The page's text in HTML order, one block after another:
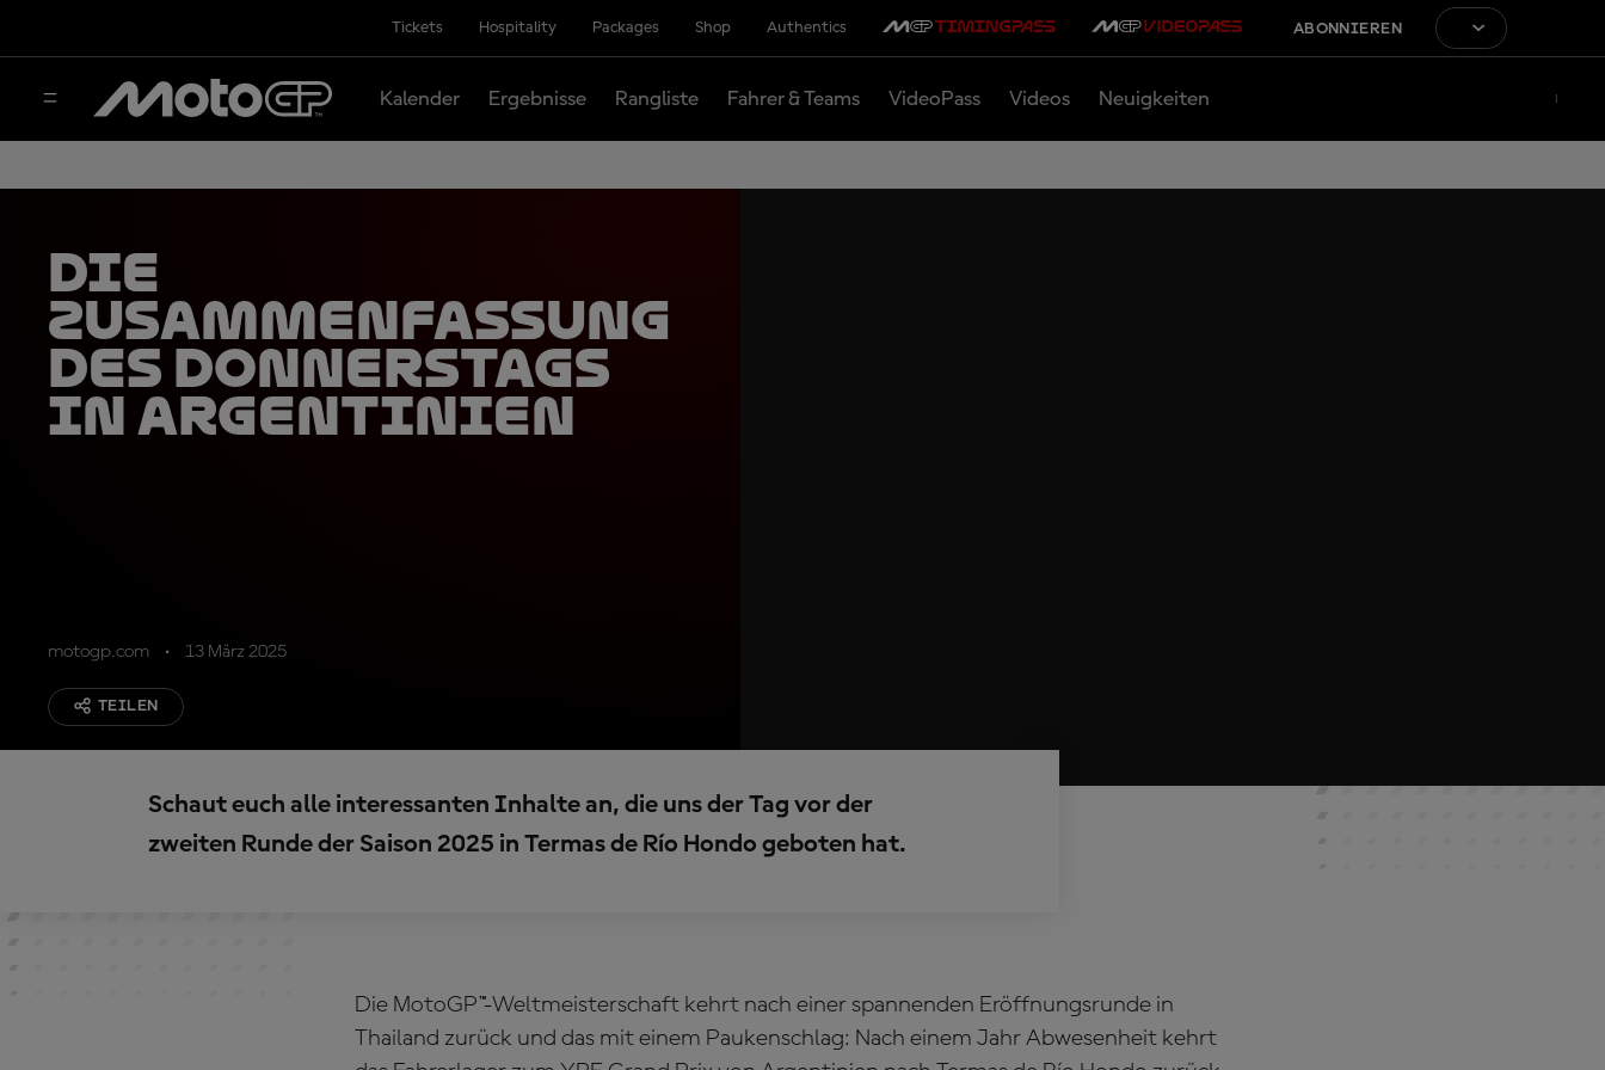
Tickets Hospitality Packages Shop Authentics ABONNIEREN
Kalender Ergebnisse Rangliste Fahrer & Teams VideoPass Videos Neuigkeiten
Die
Zusammenfassung
des Donnerstags
in Argentinien
motogp.com 13 März 2025
TEILEN
Schaut euch alle interessanten Inhalte an, die uns der Tag vor der
zweiten Runde der Saison 2025 in Termas de Río Hondo geboten hat.
Die MotoGP™-Weltmeisterschaft kehrt nach einer spannenden Eröffnungsrunde in
Thailand zurück und das mit einem Paukenschlag: Nach einem Jahr Abwesenheit kehrt